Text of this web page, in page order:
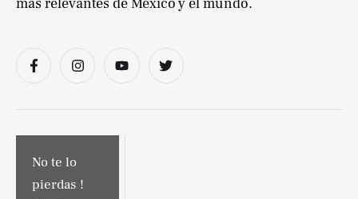
No te lo
pierdas !
más relevantes de México y el mundo.